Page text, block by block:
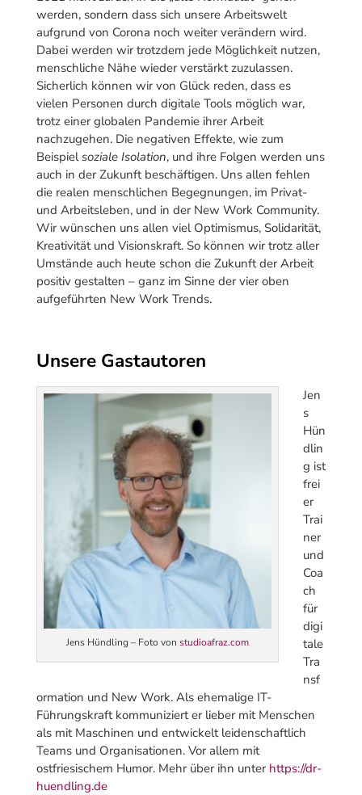
werden, sondern dass sich unsere Arbeitswelt
aufgrund von Corona noch weiter verändern wird.
Dabei werden wir trotzdem jede Möglichkeit nutzen,
menschliche Nähe wieder verstärkt zuzulassen.
Sicherlich können wir von Glück reden, dass es
vielen Personen durch digitale Tools möglich war,
trotz einer globalen Pandemie ihrer Arbeit
nachzugehen. Die negativen Effekte, wie zum
Beispielsoziale Isolation, und ihre Folgen werden uns
auch in der Zukunft beschäftigen. Uns allen fehlen
die realen menschlichen Begegnungen, im Privat-
und Arbeitsleben, und in der New Work Community.
Wir wünschen uns allen viel Optimismus, Solidarität,
Kreativität und Visionskraft. So können wir trotz aller
Umstände auch heute schon die Zukunft der Arbeit
positiv gestalten – ganz im Sinne der vier oben
aufgeführten New Work Trends.
Unsere Gastautoren
Jens Hündling – Foto von studioafraz.com
Jen
s
Hün
dlin
g ist
frei
er
Trai
ner
und
Coa
ch
für
digi
tale
Tra
nsf
ormation und New Work. Als ehemalige IT-
Führungskraft kommuniziert er lieber mit Menschen
als mit Maschinen und entwickelt leidenschaftlich
Teams und Organisationen. Vor allem mit
ostfriesischem Humor. Mehr über ihn unter https://dr-
huendling.de